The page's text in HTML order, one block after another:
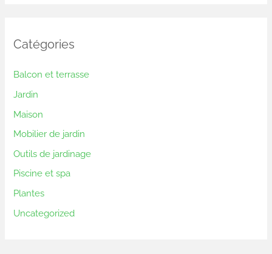
Catégories
Balcon et terrasse
Jardin
Maison
Mobilier de jardin
Outils de jardinage
Piscine et spa
Plantes
Uncategorized